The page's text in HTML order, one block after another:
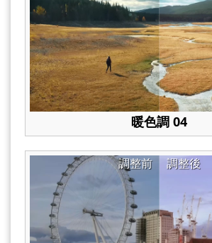
暖色調 04
調整後
調整前